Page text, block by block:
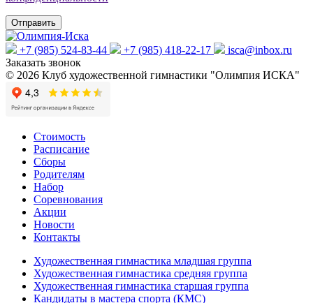
+7 (985) 524-83-44 +7 (985) 418-22-17
isca@inbox.ru
Заказать звонок
© 2026 Клуб художественной гимнастики "Олимпия ИСКА"
Стоимость
Расписание
Сборы
Родителям
Набор
Соревнования
Акции
Новости
Контакты
Художественная гимнастика младшая группа
Художественная гимнастика средняя группа
Художественная гимнастика старшая группа
Кандидаты в мастера спорта (КМС)